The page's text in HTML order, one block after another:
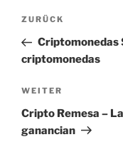
Vorheriger
Beitrag
ZURÜCK
Criptomonedas
criptomonedas
Nächster
Beitrag
WEITER
Cripto Remesa –
ganancian